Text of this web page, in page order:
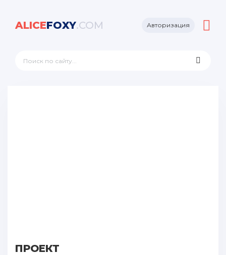
ALICEFOXY.COM Авторизация
ПРОЕКТ